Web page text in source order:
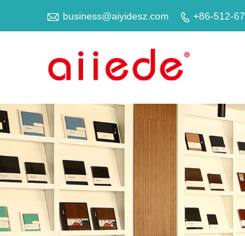
 business@aiyidesz.com  +86-512-